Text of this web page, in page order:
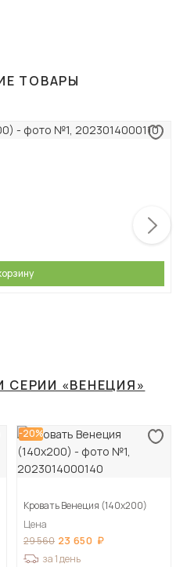
ТОВАРЫ
СЕРИИ «ВЕНЕЦИЯ»
-20%
Кровать Венеция (140х200)
Цена
29 560 23 650
за 1 день